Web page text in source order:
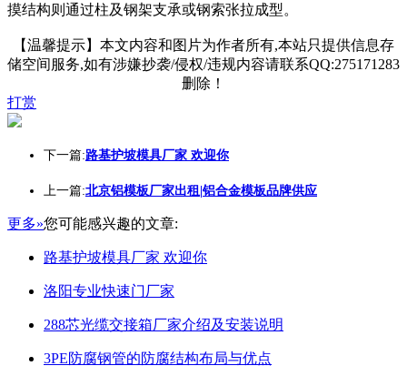
摸结构则通过柱及钢架支承或钢索张拉成型。
【温馨提示】本文内容和图片为作者所有,本站只提供信息存
储空间服务,如有涉嫌抄袭/侵权/违规内容请联系QQ:275171283
删除！
打赏
下一篇:路基护坡模具厂家 欢迎你
上一篇:北京铝模板厂家出租|铝合金模板品牌供应
更多»您可能感兴趣的文章:
路基护坡模具厂家 欢迎你
洛阳专业快速门厂家
288芯光缆交接箱厂家介绍及安装说明
3PE防腐钢管的防腐结构布局与优点